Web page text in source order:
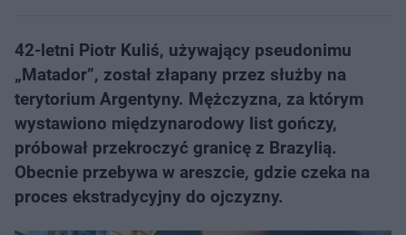
42-letni Piotr Kuliś, używający pseudonimu
„Matador”, został złapany przez służby na
terytorium Argentyny. Mężczyzna, za którym
wystawiono międzynarodowy list gończy,
próbował przekroczyć granicę z Brazylią.
Obecnie przebywa w areszcie, gdzie czeka na
proces ekstradycyjny do ojczyzny.